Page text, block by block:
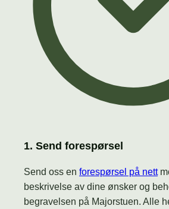
1. Send forespørsel
Send oss en forespørsel på nett
beskrivelse av dine ønsker og
begravelsen på Majorstuen. Alle